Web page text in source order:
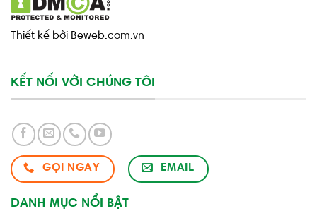
Thiết kế bởi Beweb.com.vn
KẾT NỐI VỚI CHÚNG TÔI
GỌI NGAY EMAIL
DANH MỤC NỔI BẬT